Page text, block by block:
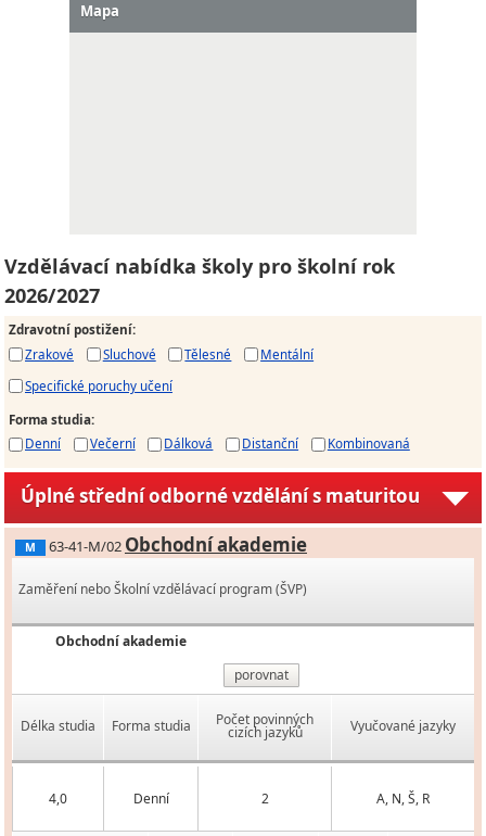
Mapa
Vzdělávací nabídka školy pro školní rok
2026/2027
Zdravotní postižení:
Zrakové
Sluchové Tělesné
Mentální
Specifické poruchy učení
Forma studia:
Denní
Večerní Dálková Distanční Kombinovaná
Úplné střední odborné vzdělání s maturitou
M 63-41-M/02 Obchodní akademie
Zaměření nebo Školní vzdělávací program (ŠVP)
Obchodní akademie
porovnat
Délka studia Forma studia Počet povinných
cizích jazyků Vyučované jazyky
4,0 Denní 2 A, N, Š, R